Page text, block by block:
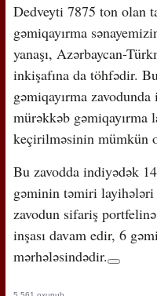
Dedveyti 7875 ton olan
gəmiqayırma
yanaşı, Azərbaycan-
inkişafına da töhfədir.
gəmiqayırma
mürəkkəb gəmiqayırma
keçirilməsinin mümkün
Bu zavodda indiyədək
gəminin təmiri layihələri
zavodun sifariş
inşası davam edir, 6
mərhələsindədir.